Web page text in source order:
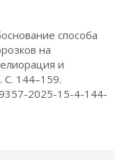
способа
на
и
С. 144–159.
2025-15-4-144-